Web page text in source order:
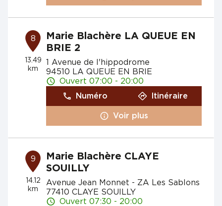
8
13.49
km
Marie Blachère LA QUEUE EN
BRIE 2
1 Avenue de l'hippodrome
94510 LA QUEUE EN BRIE
Ouvert 07:00 - 20:00
Numéro
Itinéraire
Voir plus
9
14.12
km
Marie Blachère CLAYE
SOUILLY
Avenue Jean Monnet - ZA Les Sablons
77410 CLAYE SOUILLY
Ouvert 07:30 - 20:00